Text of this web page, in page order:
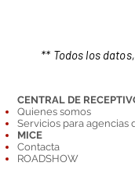
** Todos los
CENTRAL DE
Quienes somos
Servicios para agencias
MICE
Contacta
ROADSHOW